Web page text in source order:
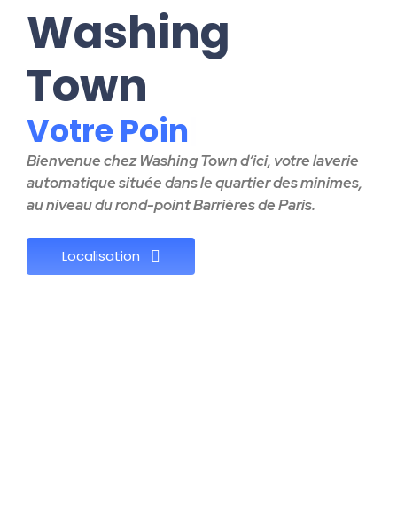
Washing
Town
Votre Poin
Bienvenue chez Washing Town d’ici, votre laverie
automatique située dans le quartier des minimes,
au niveau du rond-point Barrières de Paris.
Localisation